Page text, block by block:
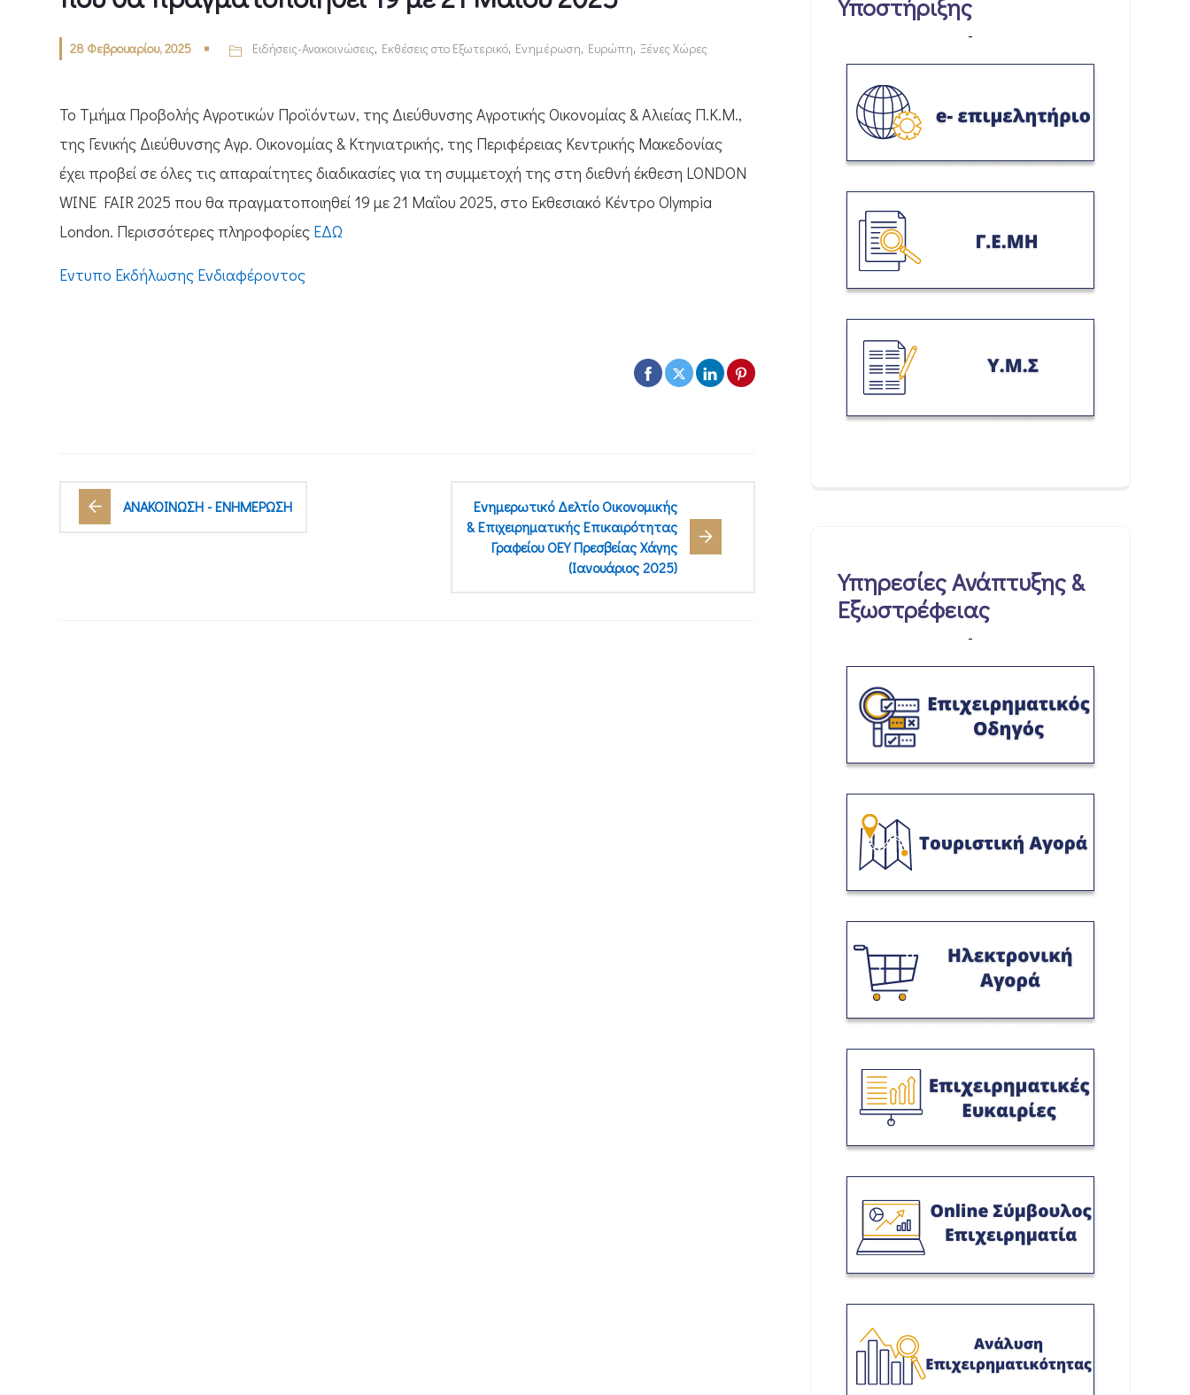
28 Φεβρουαρίου, 2025 Ειδήσεις-Ανακοινώσεις, Εκθέσεις στο Εξωτερικό, Ενημέρωση, Ευρώπη, Ξένες Χώρες
Το Τμήμα Προβολής Αγροτικών Προϊόντων, της Διεύθυνσης Αγροτικής Οικονομίας & Αλιείας Π.Κ.Μ.,
της Γενικής Διεύθυνσης Αγρ. Οικονομίας & Κτηνιατρικής, της Περιφέρειας Κεντρικής Μακεδονίας
έχει προβεί σε όλες τις απαραίτητες διαδικασίες για τη συμμετοχή της στη διεθνή έκθεση LONDON
WINE FAIR 2025 που θα πραγματοποιηθεί 19 με 21 Μαΐου 2025, στο Εκθεσιακό Κέντρο Olympia
London. Περισσότερες πληροφορίες ΕΔΩ
Έντυπο Εκδήλωσης Ενδιαφέροντος
ΑΝΑΚΟΙΝΩΣΗ - ΕΝΗΜΕΡΩΣΗ
Ενημερωτικό Δελτίο Οικονομικής
& Επιχειρηματικής Επικαιρότητας
Γραφείου ΟΕΥ Πρεσβείας Χάγης
(Ιανουάριος 2025)
Υποστήριξης
-
Υπηρεσίες Ανάπτυξης &
Εξωστρέφειας
-